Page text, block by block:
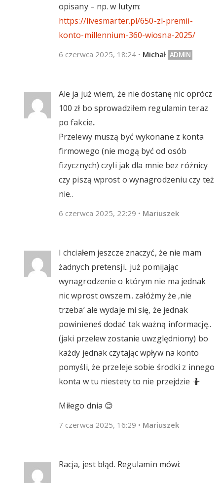
opisany – np. w lutym:
https://livesmarter.pl/650-zl-premii-
konto-millennium-360-wiosna-2025/
6 czerwca 2025, 18:24 • Michał
Ale ja już wiem, że nie dostanę nic oprócz
100 zł bo sprowadziłem regulamin teraz
po fakcie..
Przelewy muszą być wykonane z konta
firmowego (nie mogą być od osób
fizycznych) czyli jak dla mnie bez różnicy
czy piszą wprost o wynagrodzeniu czy też
nie..
6 czerwca 2025, 22:29 • Mariuszek
I chciałem jeszcze znaczyć, że nie mam
żadnych pretensji.. już pomijając
wynagrodzenie o którym nie ma jednak
nic wprost owszem.. załóżmy że ‚nie
trzeba’ ale wydaje mi się, że jednak
powinieneś dodać tak ważną informację..
(jaki przelew zostanie uwzględniony) bo
każdy jednak czytając wpływ na konto
pomyśli, że przeleje sobie środki z innego
konta w tu niestety to nie przejdzie 🤷
Miłego dnia 😊
7 czerwca 2025, 16:29 • Mariuszek
Racja, jest błąd. Regulamin mówi: